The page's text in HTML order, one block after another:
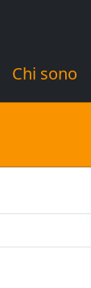
Chi sono